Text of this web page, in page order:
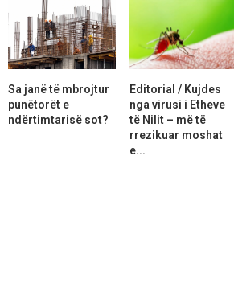
Sa janë të mbrojtur
punëtorët e
ndërtimtarisë sot?
Editorial / Kujdes
nga virusi i Etheve
të Nilit – më të
rrezikuar moshat
e...